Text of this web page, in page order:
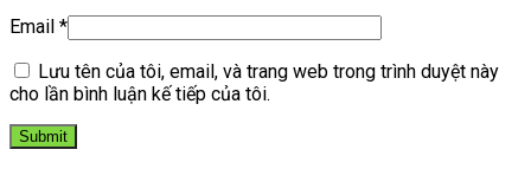
Email *
Lưu tên của tôi, email, và trang web trong trình duyệt này
cho lần bình luận kế tiếp của tôi.